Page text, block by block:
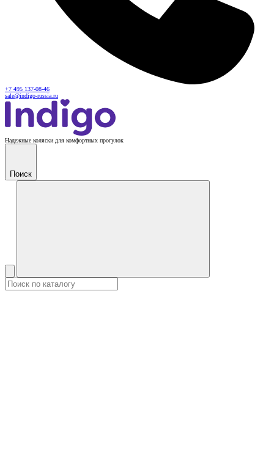
+7 495 137-08-46
sale@indigo-russia.ru
Надежные коляски для комфортных прогулок
Поиск